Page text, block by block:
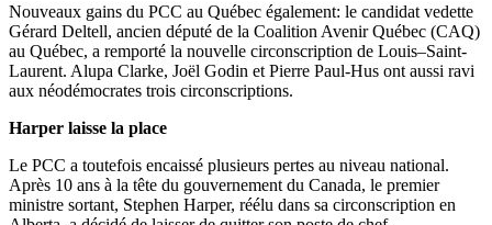
Nouveaux gains du PCC au Québec également: le candidat vedette
Gérard Deltell, ancien député de la Coalition Avenir Québec (CAQ)
au Québec, a remporté la nouvelle circonscription de Louis–Saint-
Laurent. Alupa Clarke, Joël Godin et Pierre Paul-Hus ont aussi ravi
aux néodémocrates trois circonscriptions.
Harper laisse la place
Le PCC a toutefois encaissé plusieurs pertes au niveau national.
Après 10 ans à la tête du gouvernement du Canada, le premier
ministre sortant, Stephen Harper, réélu dans sa circonscription en